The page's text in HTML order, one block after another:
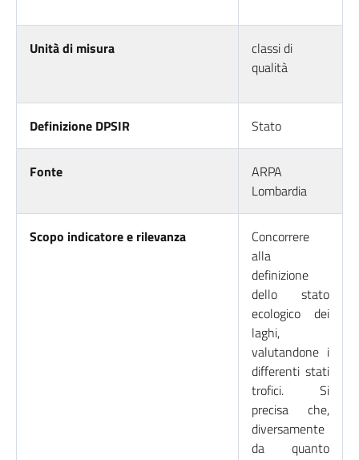
Unità di misura
classi di
qualità
Definizione DPSIR Stato
Fonte
ARPA
Lombardia
Scopo indicatore e rilevanza
Concorrere
alla
definizione
dello stato
ecologico dei
laghi,
valutandone i
differenti stati
trofici. Si
precisa che,
diversamente
da quanto